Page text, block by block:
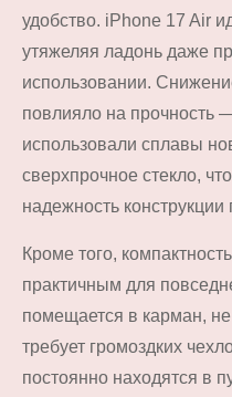
удобство. iPhone 17 Air
утяжеляя ладонь даже
использовании.
повлияло на прочность
использовали сплавы
сверхпрочное стекло,
надежность
Кроме того,
практичным для
помещается в карман,
требует громоздких
постоянно находятся в